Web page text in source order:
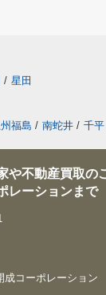
/ 星田
福島 / 南蛇井 / 千平
や不動産買取の
レーションまで
成コーポレーション